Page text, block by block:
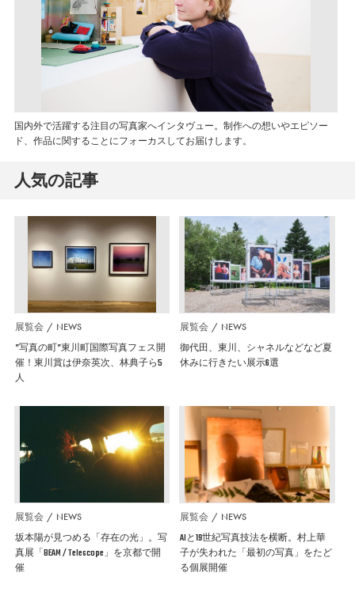
国内外で活躍する注目の写真家へインタヴュー。制作への想いやエピソー
ド、作品に関することにフォーカスしてお届けします。
人気の記事
展覧会 NEWS
”写真の町”東川町国際写真フェス開
催！東川賞は伊奈英次、林典子ら5
人
展覧会 NEWS
御代田、東川、シャネルなどなど夏
休みに行きたい展示6選
展覧会 NEWS
坂本陽が見つめる「存在の光」。写
真展「BEAM / Telescope」を京都で開
催
展覧会 NEWS
AIと19世紀写真技法を横断。村上華
子が失われた「最初の写真」をたど
る個展開催